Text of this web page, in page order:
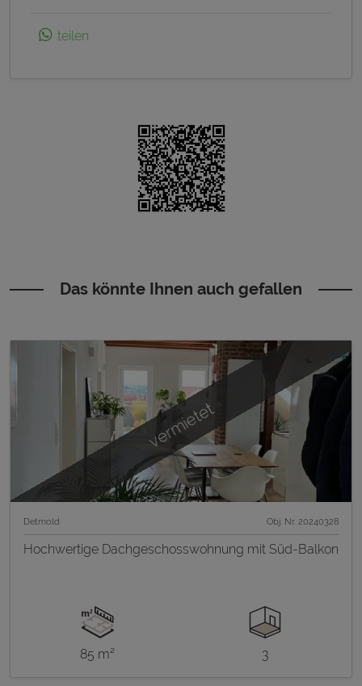
teilen
Das könnte Ihnen auch gefallen
vermietet
Detmold Obj. Nr. 20240328
Hochwertige Dachgeschosswohnung mit Süd-Balkon
85 m² 3